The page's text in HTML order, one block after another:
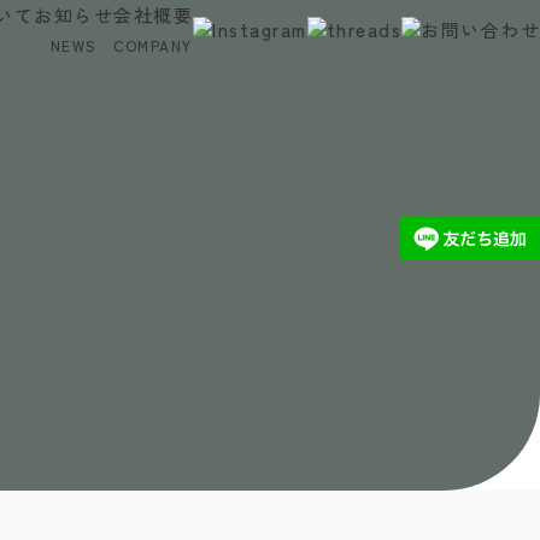
て お知らせ
NEWS
会社概要
COMPANY